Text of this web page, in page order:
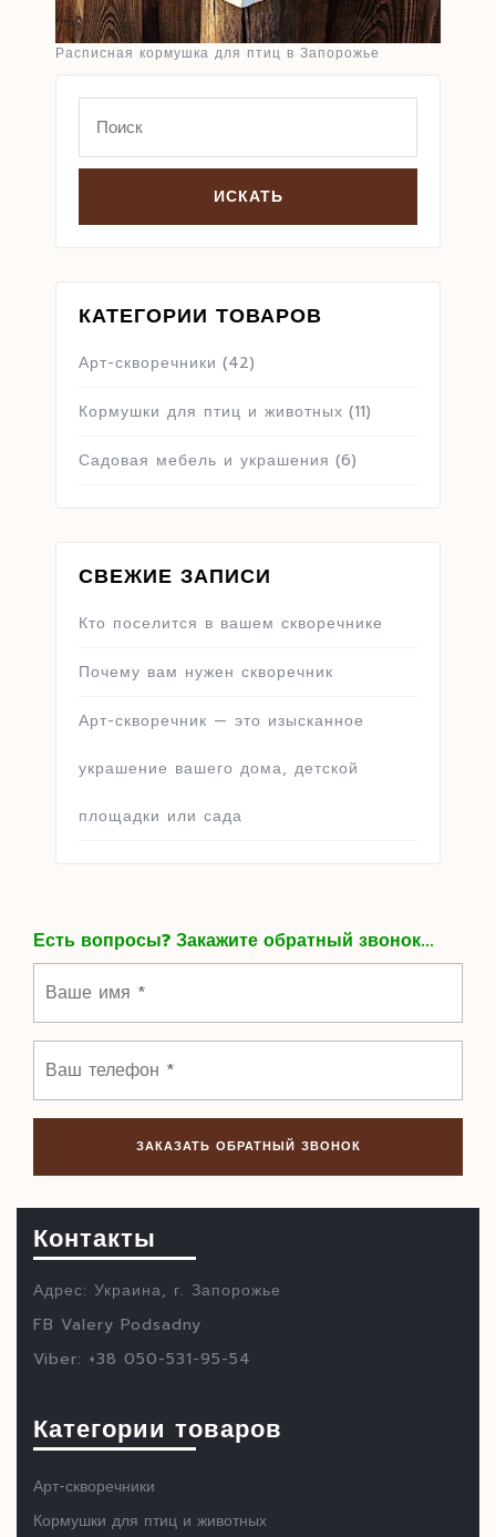
Расписная кормушка для птиц в Запорожье
for:
КАТЕГОРИИ ТОВАРОВ
Арт-скворечники (42)
Кормушки для птиц и животных (11)
Садовая мебель и украшения (6)
СВЕЖИЕ ЗАПИСИ
Кто поселится в вашем скворечнике
Почему вам нужен скворечник
Арт-скворечник — это изысканное
украшение вашего дома, детской
площадки или сада
Есть вопросы? Закажите обратный звонок...
Контакты
Адрес: Украина, г. Запорожье
FB Valery Podsadny
Viber: +38 050-531-95-54
Категории товаров
Арт-скворечники
Кормушки для птиц и животных